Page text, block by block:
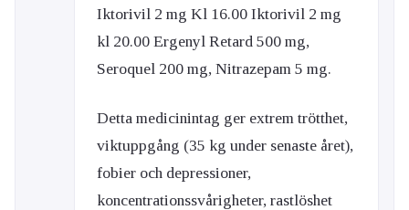
Iktorivil 2 mg Kl 16.00 Iktorivil 2 mg
kl 20.00 Ergenyl Retard 500 mg,
Seroquel 200 mg, Nitrazepam 5 mg.
Detta medicinintag ger extrem trötthet,
viktuppgång (35 kg under senaste året),
fobier och depressioner,
koncentrationssvårigheter, rastlöshet